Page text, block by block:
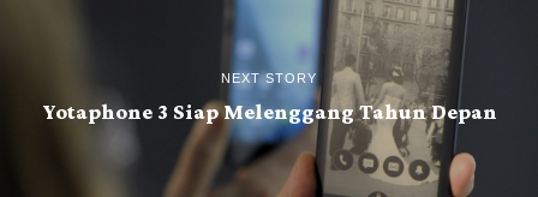
NEXT STORY
Yotaphone 3 Siap Melenggang Tahun Depan